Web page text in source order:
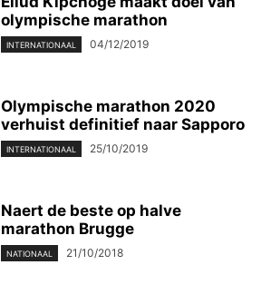
olympische marathon
INTERNATIONAAL 04/12/2019
Olympische marathon 2020
verhuist definitief naar Sapporo
INTERNATIONAAL 25/10/2019
Naert de beste op halve
marathon Brugge
NATIONAAL 21/10/2018